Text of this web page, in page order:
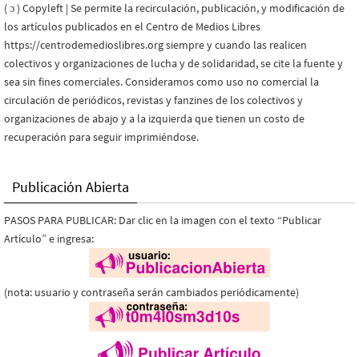
( ɔ ) Copyleft | Se permite la recirculación, publicación, y modificación de
los artículos publicados en el Centro de Medios Libres
https://centrodemedioslibres.org siempre y cuando las realicen
colectivos y organizaciones de lucha y de solidaridad, se cite la fuente y
sea sin fines comerciales. Consideramos como uso no comercial la
circulación de periódicos, revistas y fanzines de los colectivos y
organizaciones de abajo y a la izquierda que tienen un costo de
recuperación para seguir imprimiéndose.
Publicación Abierta
PASOS PARA PUBLICAR: Dar clic en la imagen con el texto “Publicar
Artículo” e ingresa:
(nota: usuario y contraseña serán cambiados periódicamente)